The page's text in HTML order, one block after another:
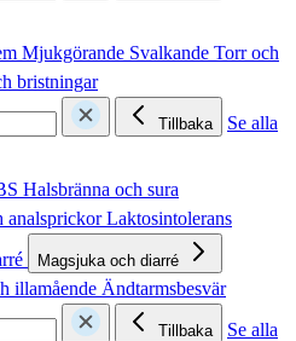
Mjukgörande Svalkande Torr och
bristningar
Tillbaka
Se alla
Halsbränna och sura
analsprickorLaktosintolerans
Magsjuka och diarré
illamående Ändtarmsbesvär
Tillbaka
Se alla